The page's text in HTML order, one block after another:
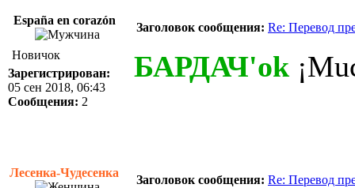
España en corazón
Заголовок сообщения: Re: Перевод
Новичок
Зарегистрирован:
05 сен 2018, 06:43
Сообщения: 2
БАРДАЧ'ok
Лесенка-Чудесенка
Заголовок сообщения: Re: Перевод